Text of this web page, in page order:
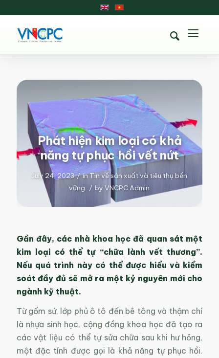
Phát hiện kim loại có khả
năng tự phục hồi vết nứt
July 24, 2023 / inTin về sản xuất và tiêu thụ bền
vững / byVNCPC Admin
Gần đây, các nhà khoa học đã quan sát một
kim loại có thể tự “chữa lành vết thương”.
Nếu quá trình này có thể được hiểu và kiểm
soát đầy đủ sẽ mở ra một kỷ nguyên mới cho
ngành kỹ thuật.
Từ gốm sứ, lớp phủ ô tô đến bê tông và thậm chí
là nhựa sinh học, cộng đồng khoa học đã tạo ra
các vật liệu có thể tự sửa chữa sau khi hư hỏng,
một đặc tính được gọi là khả năng tự phục hồi.